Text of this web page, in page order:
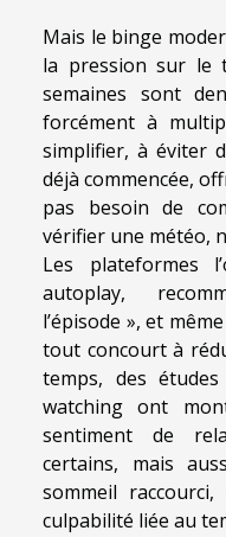
Mais le binge
la pression sur le
semaines sont
forcément à
simplifier, à éviter
déjà commencée,
pas besoin de
vérifier une météo,
Les plateformes
autoplay,
l’épisode », et
tout concourt à
temps, des
watching ont
sentiment de
certains, mais
sommeil
culpabilité liée au